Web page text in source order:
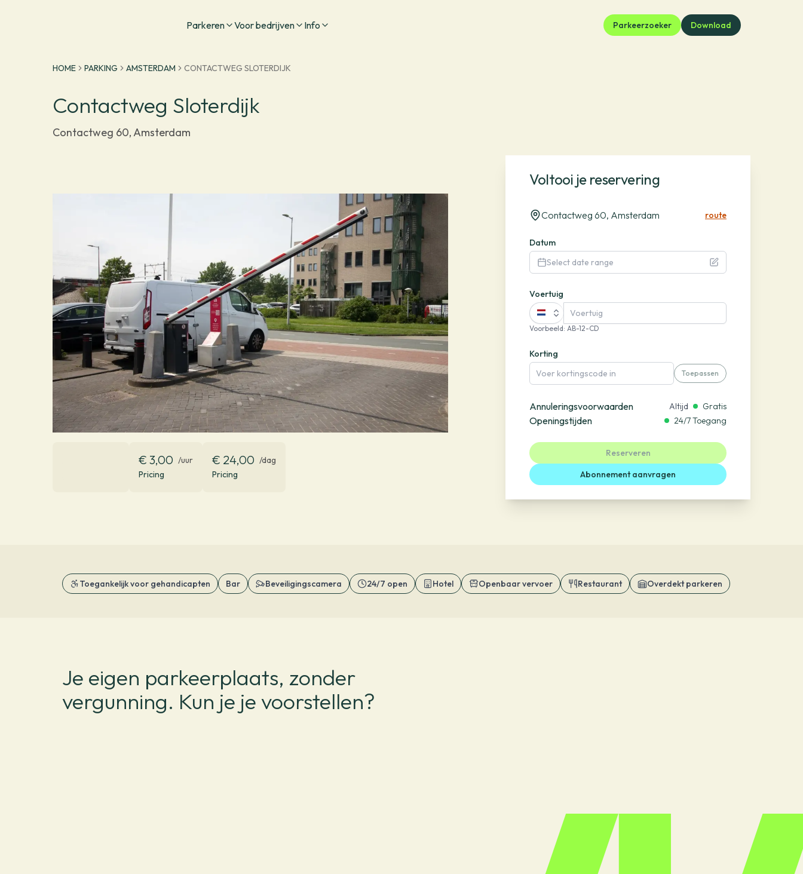
Parkeren Voor bedrijven Info Parkeerzoeker Download
HOME PARKING AMSTERDAM CONTACTWEG SLOTERDIJK
Contactweg Sloterdijk
Contactweg 60, Amsterdam
€ 3,00 /uur
Pricing
€ 24,00 /dag
Pricing
Voltooi je reservering
Contactweg 60, Amsterdam route
Datum
Select date range
Voertuig
Voorbeeld:AB-12-CD
Korting
Toepassen
Annuleringsvoorwaarden Altijd Gratis
Openingstijden 24/7 Toegang
Reserveren
Abonnement aanvragen
Toegankelijk voor gehandicapten Bar Beveiligingscamera 24/7 open Hotel Openbaar vervoer Restaurant Overdekt parkeren
Je eigen parkeerplaats, zonder
vergunning. Kun je je voorstellen?